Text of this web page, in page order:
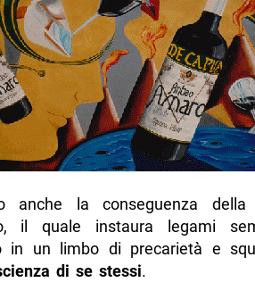
anche la conseguenza
il quale instaura legami
in un limbo di precarietà e
di se stessi.